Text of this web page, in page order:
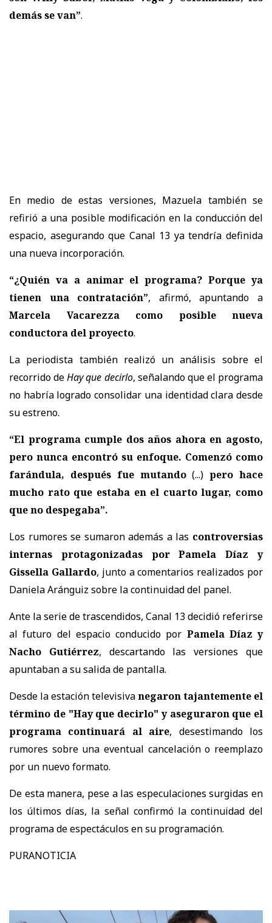
demás se van”.
En medio de estas versiones, Mazuela también se
refirió a una posible modificación en la conducción del
espacio, asegurando que Canal 13 ya tendría definida
una nueva incorporación.
“¿Quién va a animar el programa? Porque ya
tienen una contratación”, afirmó, apuntando a
Marcela Vacarezza como posible nueva
conductora del proyecto.
La periodista también realizó un análisis sobre el
recorrido deHay que decirlo, señalando que el programa
no habría logrado consolidar una identidad clara desde
su estreno.
“El programa cumple dos años ahora en agosto,
pero nunca encontró su enfoque. Comenzó como
farándula, después fue mutando(...)pero hace
mucho rato que estaba en el cuarto lugar, como
que no despegaba”.
Los rumores se sumaron además a las controversias
internas protagonizadas por Pamela Díaz y
Gissella Gallardo, junto a comentarios realizados por
Daniela Aránguiz sobre la continuidad del panel.
Ante la serie de trascendidos, Canal 13 decidió referirse
al futuro del espacio conducido por Pamela Díaz y
Nacho Gutiérrez, descartando las versiones que
apuntaban a su salida de pantalla.
Desde la estación televisivanegaron tajantemente el
término de "Hay que decirlo" y aseguraron que el
programa continuará al aire, desestimando los
rumores sobre una eventual cancelación o reemplazo
por un nuevo formato.
De esta manera, pese a las especulaciones surgidas en
los últimos días, la señal confirmó la continuidad del
programa de espectáculos en su programación.
PURANOTICIA